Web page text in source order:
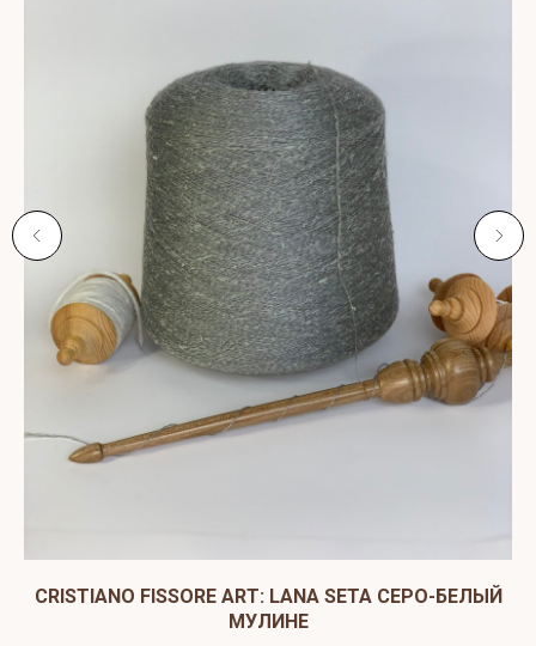
CRISTIANO FISSORE ART: LANA SETA СЕРО-БЕЛЫЙ
МУЛИНЕ